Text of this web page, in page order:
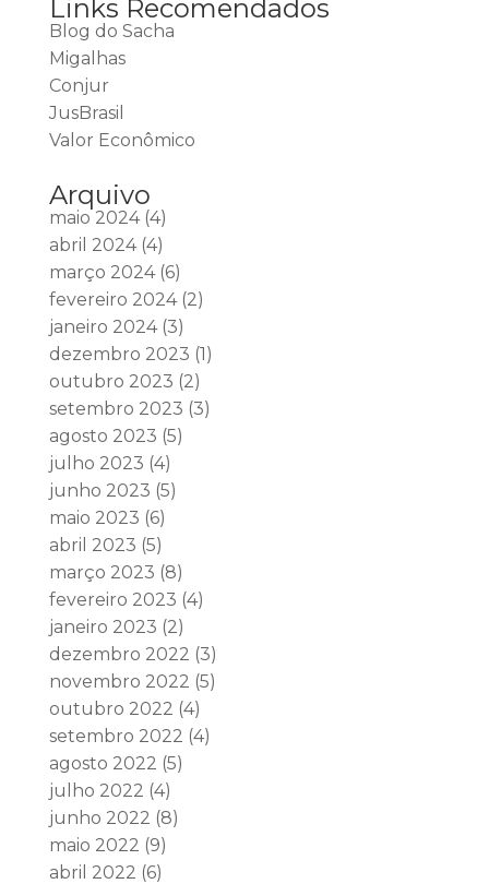
Links Recomendados
Blog do Sacha
Migalhas
Conjur
JusBrasil
Valor Econômico
Arquivo
maio 2024(4)
abril 2024(4)
março 2024(6)
fevereiro 2024(2)
janeiro 2024(3)
dezembro 2023 (1)
outubro 2023 (2)
setembro 2023 (3)
agosto 2023 (5)
julho 2023 (4)
junho 2023 (5)
maio 2023 (6)
abril 2023 (5)
março 2023 (8)
fevereiro 2023 (4)
janeiro 2023 (2)
dezembro 2022 (3)
novembro 2022 (5)
outubro 2022 (4)
setembro 2022 (4)
agosto 2022 (5)
julho 2022 (4)
junho 2022 (8)
maio 2022 (9)
abril 2022 (6)